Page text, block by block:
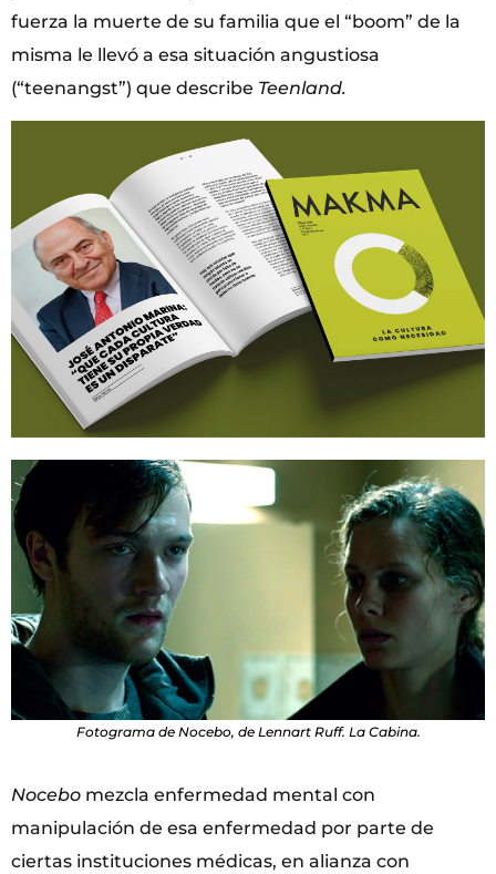
fuerza la muerte de su familia que el “boom” de la
misma le llevó a esa situación angustiosa
(“teenangst”) que describe Teenland.
Fotograma de Nocebo, de Lennart Ruff. La Cabina.
Nocebo mezcla enfermedad mental con
manipulación de esa enfermedad por parte de
ciertas instituciones médicas, en alianza con